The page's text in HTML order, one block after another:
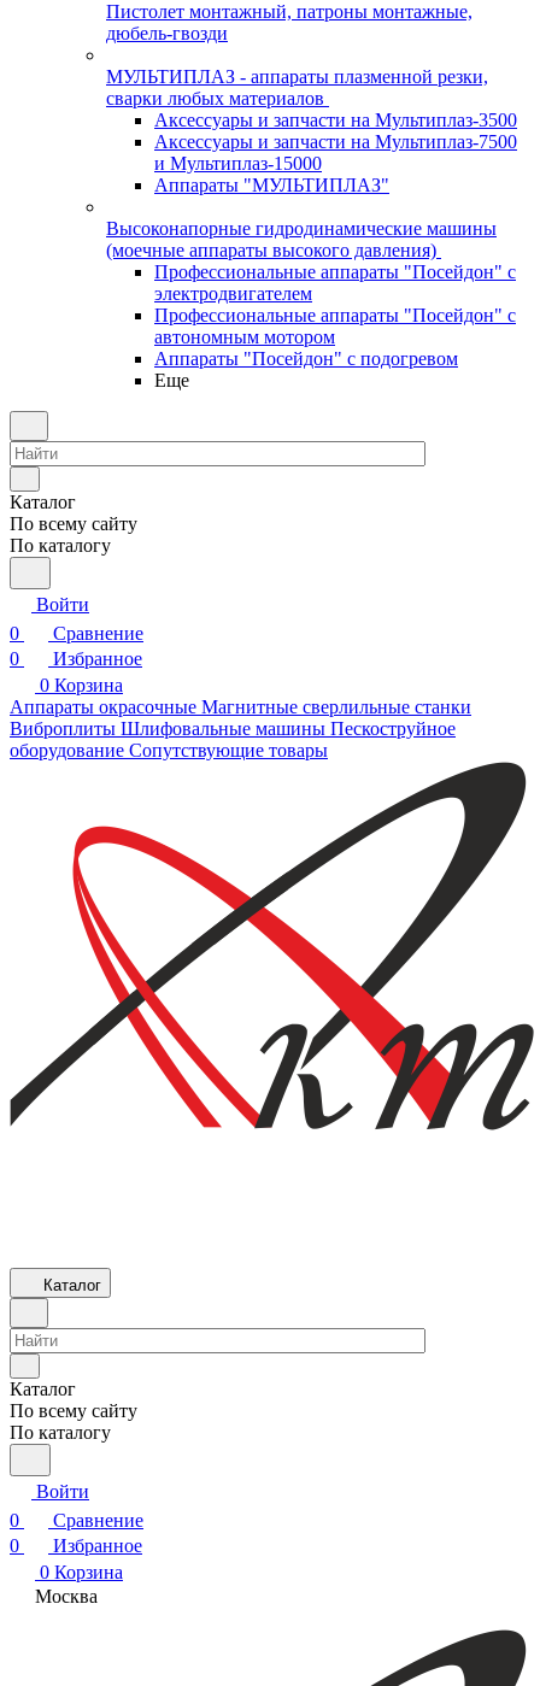
Пистолет монтажный, патроны монтажные,
дюбель-гвозди
МУЛЬТИПЛАЗ - аппараты плазменной резки,
сварки любых материалов
Аксессуары и запчасти на Мультиплаз-3500
Аксессуары и запчасти на Мультиплаз-7500
и Мультиплаз-15000
Аппараты "МУЛЬТИПЛАЗ"
Высоконапорные гидродинамические машины
(моечные аппараты высокого давления)
Профессиональные аппараты "Посейдон" с
электродвигателем
Профессиональные аппараты "Посейдон" с
автономным мотором
Аппараты "Посейдон" с подогревом
Еще
Каталог
По всему сайту
По каталогу
Войти
0
Сравнение
0
Избранное
0 Корзина
Аппараты окрасочные Магнитные сверлильные станки
Виброплиты Шлифовальные машины Пескоструйное
оборудование Сопутствующие товары
Каталог
Каталог
По всему сайту
По каталогу
Войти
0
Сравнение
0
Избранное
0 Корзина
Москва